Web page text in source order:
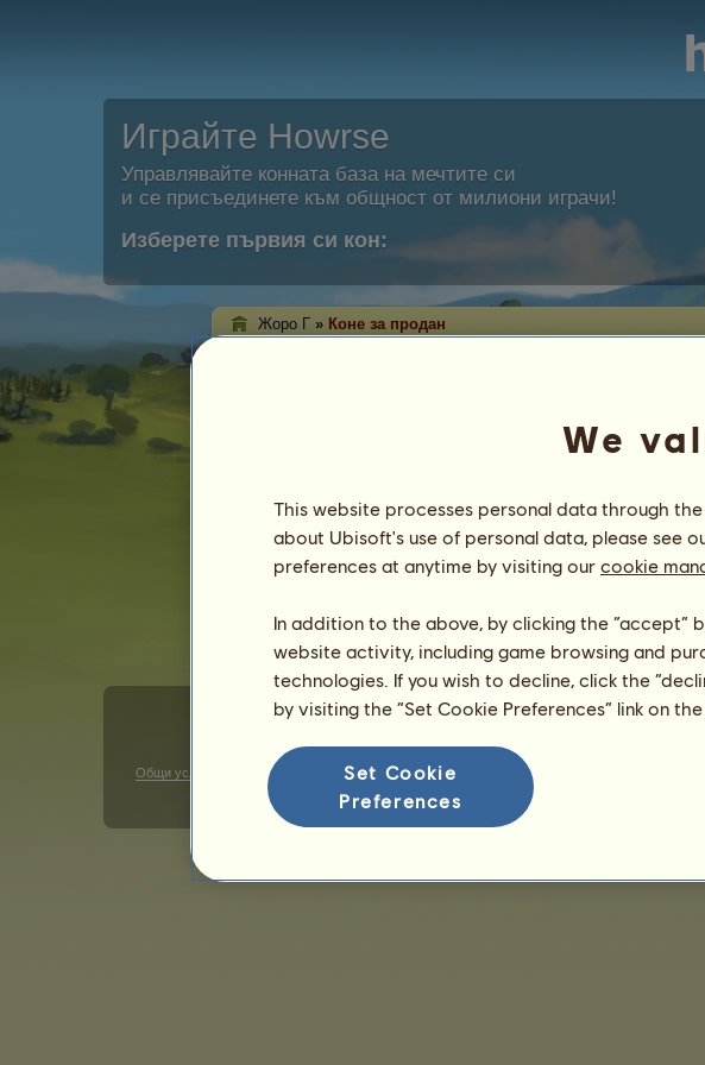
Играйте Howrse
Управлявайте конната база на мечтите си
и се присъединете към общност от милиони играчи!
Изберете първия си кон:
Жоро Г » Коне за продан
Кон Характеристики
Общи условия за ползване Декларация за поверителност Условия за продажби
We
This website processes personal data through
about Ubisoft's use of personal data, please see
preferences at anytime by visiting our cookie
In addition to the above, by clicking the
website activity, including game browsing and
technologies. If you wish to decline, click the
by visiting the “Set Cookie Preferences” link on
Set Cookie
Preferences